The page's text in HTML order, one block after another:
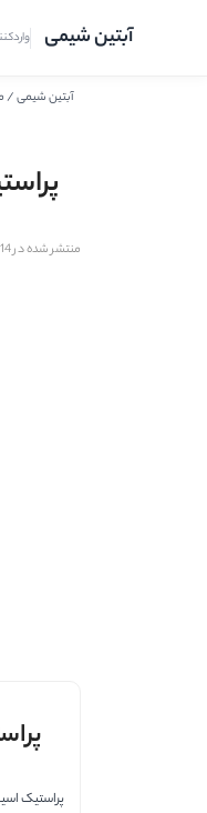
آبتین شیمی
آبتین شیمی/
منتشر شده در 14 فوریه 2026 توسط
پراستیک